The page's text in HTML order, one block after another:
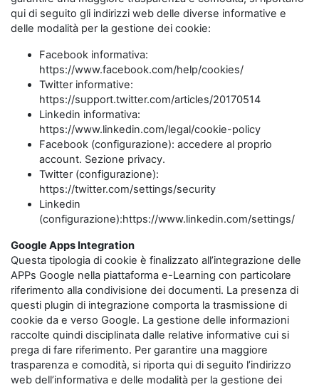
qui di seguito gli indirizzi web delle diverse informative e
delle modalità per la gestione dei cookie:
Facebook informativa:
https://www.facebook.com/help/cookies/
Twitter informative:
https://support.twitter.com/articles/20170514
Linkedin informativa:
https://www.linkedin.com/legal/cookie-policy
Facebook (configurazione): accedere al proprio
account. Sezione privacy.
Twitter (configurazione):
https://twitter.com/settings/security
Linkedin
(configurazione):https://www.linkedin.com/settings/
Google Apps Integration
Questa tipologia di cookie è finalizzato all’integrazione delle
APPs Google nella piattaforma e-Learning con particolare
riferimento alla condivisione dei documenti. La presenza di
questi plugin di integrazione comporta la trasmissione di
cookie da e verso Google. La gestione delle informazioni
raccolte quindi disciplinata dalle relative informative cui si
prega di fare riferimento. Per garantire una maggiore
trasparenza e comodità, si riporta qui di seguito l’indirizzo
web dell’informativa e delle modalità per la gestione dei